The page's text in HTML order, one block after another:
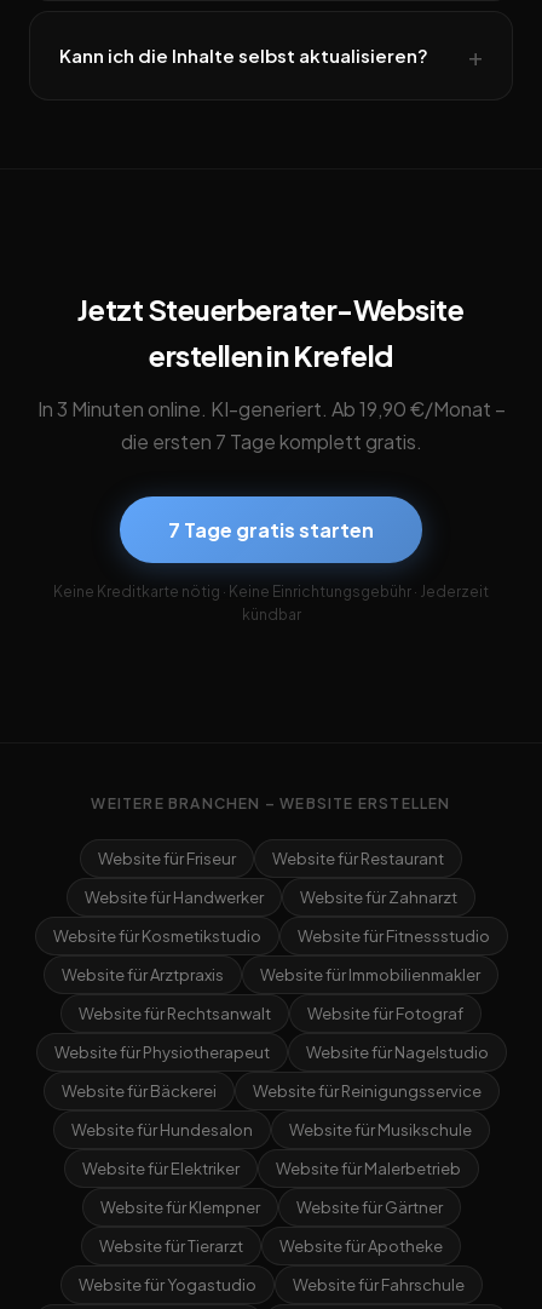
Kann ich die Inhalte selbst aktualisieren?
Jetzt Steuerberater-Website
erstellen in Krefeld
In 3 Minuten online. KI-generiert. Ab 19,90 €/Monat –
die ersten 7 Tage komplett gratis.
7 Tage gratis starten
Keine Kreditkarte nötig · Keine Einrichtungsgebühr · Jederzeit
kündbar
WEITERE BRANCHEN – WEBSITE ERSTELLEN
Website für Friseur
Website für Restaurant
Website für Handwerker
Website für Zahnarzt
Website für Kosmetikstudio
Website für Fitnessstudio
Website für Arztpraxis
Website für Immobilienmakler
Website für Rechtsanwalt
Website für Fotograf
Website für Physiotherapeut
Website für Nagelstudio
Website für Bäckerei
Website für Reinigungsservice
Website für Hundesalon
Website für Musikschule
Website für Elektriker
Website für Malerbetrieb
Website für Klempner
Website für Gärtner
Website für Tierarzt
Website für Apotheke
Website für Yogastudio
Website für Fahrschule